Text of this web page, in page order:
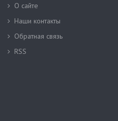
О сайте
Наши контакты
Обратная связь
RSS